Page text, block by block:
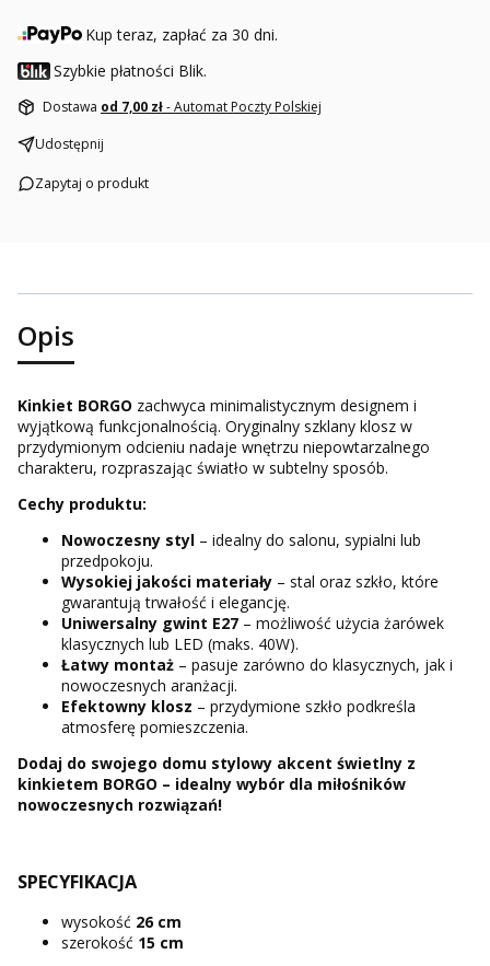
Kup teraz, zapłać za 30 dni.
Szybkie płatności Blik.
Dostawa od 7,00 zł- Automat Poczty Polskiej
Udostępnij
Zapytaj o produkt
Opis
Kinkiet BORGO zachwyca minimalistycznym designem i
wyjątkową funkcjonalnością. Oryginalny szklany klosz w
przydymionym odcieniu nadaje wnętrzu niepowtarzalnego
charakteru, rozpraszając światło w subtelny sposób.
Cechy produktu:
Nowoczesny styl – idealny do salonu, sypialni lub
przedpokoju.
Wysokiej jakości materiały – stal oraz szkło, które
gwarantują trwałość i elegancję.
Uniwersalny gwint E27 – możliwość użycia żarówek
klasycznych lub LED (maks. 40W).
Łatwy montaż – pasuje zarówno do klasycznych, jak i
nowoczesnych aranżacji.
Efektowny klosz – przydymione szkło podkreśla
atmosferę pomieszczenia.
Dodaj do swojego domu stylowy akcent świetlny z
kinkietem BORGO – idealny wybór dla miłośników
nowoczesnych rozwiązań!
SPECYFIKACJA
wysokość 26 cm
szerokość 15 cm